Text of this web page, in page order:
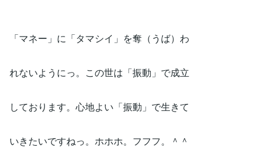
「マネー」に「タマシイ」を奪（うば）わ
れないようにっ。この世は「振動」で成立
しております。心地よい「振動」で生きて
いきたいですねっ。ホホホ。フフフ。＾＾